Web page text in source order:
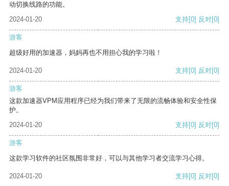
动切换线路的功能。
2024-01-20
支持[0] 反对[0]
游客
超级好用的加速器，妈妈再也不用担心我的学习啦！
2024-01-20 支持[0] 反对[0]
游客
这款加速器VPM应用程序已经为我们带来了无限的流畅体验和安全性保
护。
2024-01-20
支持[0] 反对[0]
游客
这款学习软件的社区氛围非常好，可以与其他学习者交流学习心得。
2024-01-20 支持[0] 反对[0]